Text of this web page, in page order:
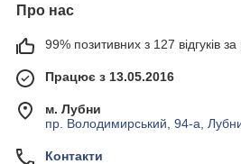
Про нас
99% позитивних з 127 відгуків за
Працює з 13.05.2016
м. Лубни
пр. Володимирський, 94-а,
Контакти